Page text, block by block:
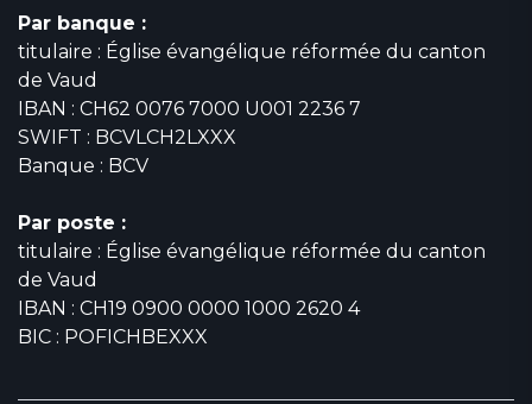
Par banque :
titulaire : Église évangélique réformée du canton
de Vaud
IBAN : CH62 0076 7000 U001 2236 7
SWIFT : BCVLCH2LXXX
Banque : BCV
Par poste :
titulaire : Église évangélique réformée du canton
de Vaud
IBAN : CH19 0900 0000 1000 2620 4
BIC : POFICHBEXXX